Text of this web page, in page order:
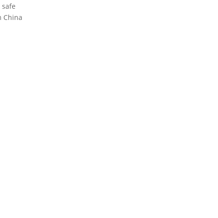
China